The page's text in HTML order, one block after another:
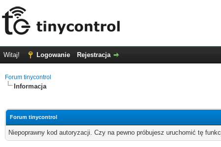
Witaj! Logowanie Rejestracja
Forum tinycontrol
Informacja
Forum tinycontrol
Niepoprawny kod autoryzacji. Czy na pewno próbujesz uruchomić tę